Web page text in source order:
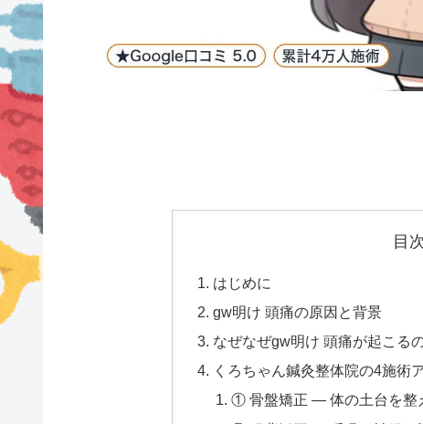
目次
はじめに
gw明け 頭痛の原因と背景
なぜなぜgw明け 頭痛が起こる
くろちゃん鍼灸整体院の4施術
① 骨盤矯正 — 体の土台を整